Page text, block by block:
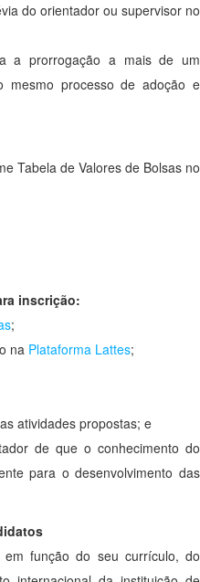
do orientador ou supervisor no
a prorrogação a mais de um
mesmo processo de adoção e
Tabela de Valores de Bolsas no
inscrição:
;
na Plataforma Lattes;
atividades propostas; e
de que o conhecimento do
para o desenvolvimento das
em função do seu currículo, do